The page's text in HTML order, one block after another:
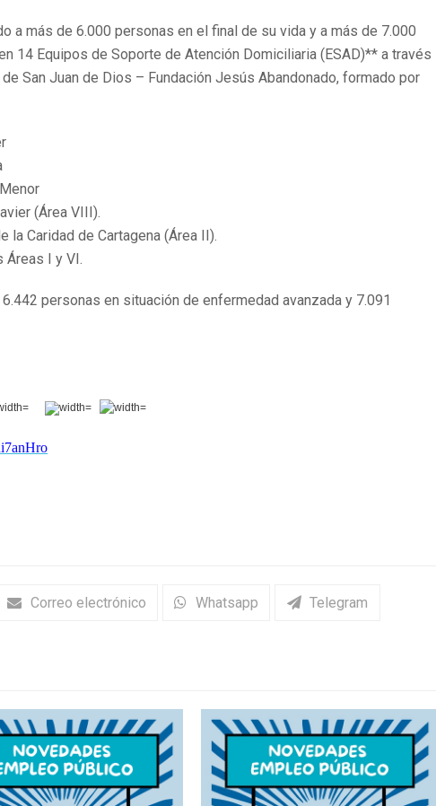
a más de 6.000 personas en el final de su vida y a más de 7.000
14 Equipos de Soporte de Atención Domiciliaria (ESAD)** a través
San Juan de Dios – Fundación Jesús Abandonado, formado por
(Área VIII).
la Caridad de Cartagena (Área II).
Áreas I y VI.
personas en situación de enfermedad avanzada y 7.091
Correo electrónico Whatsapp Telegram